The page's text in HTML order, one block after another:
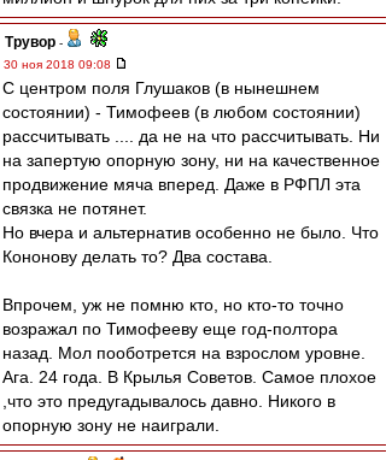
Трувор -
30 ноя 2018 09:08
С центром поля Глушаков (в нынешнем
состоянии) - Тимофеев (в любом состоянии)
рассчитывать .... да не на что рассчитывать. Ни
на запертую опорную зону, ни на качественное
продвижение мяча вперед. Даже в РФПЛ эта
связка не потянет.
Но вчера и альтернатив особенно не было. Что
Кононову делать то? Два состава.
Впрочем, уж не помню кто, но кто-то точно
возражал по Тимофееву еще год-полтора
назад. Мол пооботрется на взрослом уровне.
Ага. 24 года. В Крылья Советов. Самое плохое
,что это предугадывалось давно. Никого в
опорную зону не наиграли.